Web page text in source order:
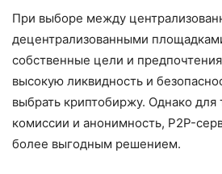
При выборе между
децентрализованными
собственные цели и
высокую ликвидность и
выбрать криптобиржу. Однако для
комиссии и анонимность, P2P-
более выгодным решением.